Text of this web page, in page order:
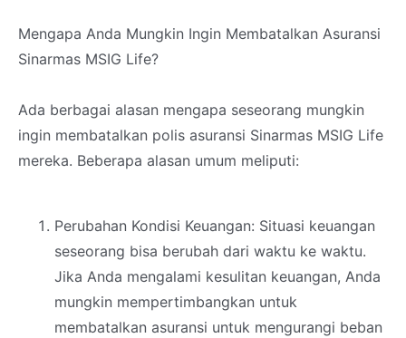
Mengapa Anda Mungkin Ingin Membatalkan Asuransi
Sinarmas MSIG Life?
Ada berbagai alasan mengapa seseorang mungkin
ingin membatalkan polis asuransi Sinarmas MSIG Life
mereka. Beberapa alasan umum meliputi:
Perubahan Kondisi Keuangan: Situasi keuangan
seseorang bisa berubah dari waktu ke waktu.
Jika Anda mengalami kesulitan keuangan, Anda
mungkin mempertimbangkan untuk
membatalkan asuransi untuk mengurangi beban